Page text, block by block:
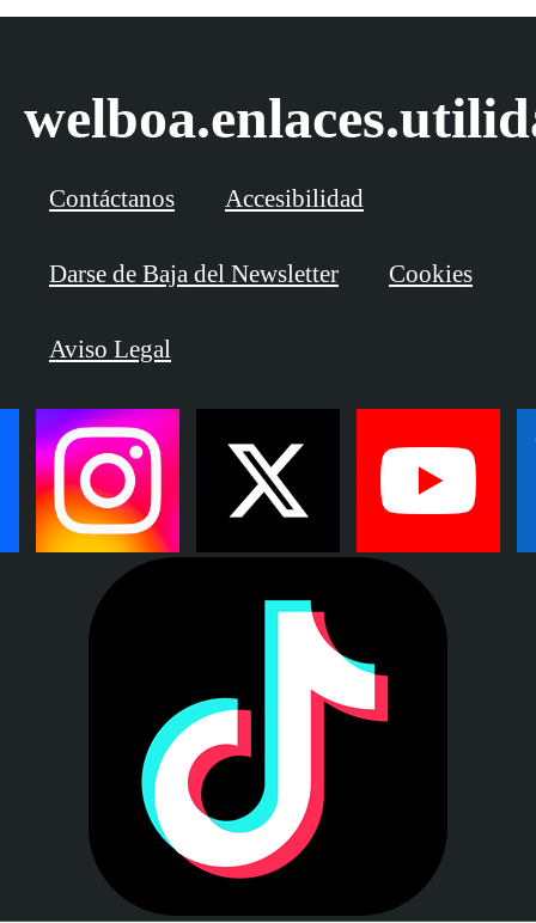
Contáctanos Accesibilidad
Darse de Baja del Newsletter Cookies
Aviso Legal